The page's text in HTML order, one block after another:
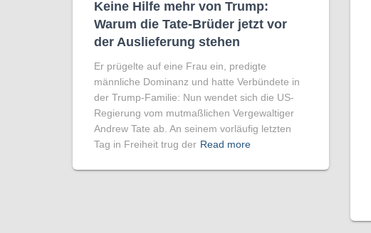
Keine Hilfe mehr von Trump:
Warum die Tate-Brüder jetzt vor
der Auslieferung stehen
Er prügelte auf eine Frau ein, predigte
männliche Dominanz und hatte Verbündete in
der Trump-Familie: Nun wendet sich die US-
Regierung vom mutmaßlichen Vergewaltiger
Andrew Tate ab. An seinem vorläufig letzten
Tag in Freiheit trug der Read more